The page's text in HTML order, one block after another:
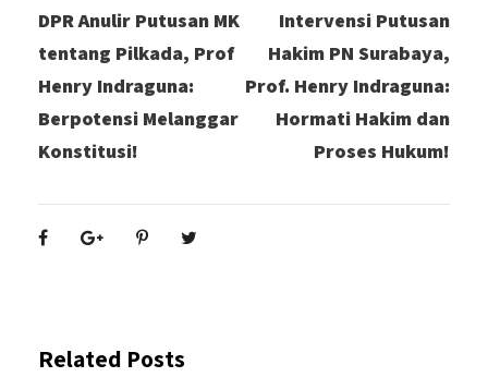
DPR Anulir Putusan MK
tentang Pilkada, Prof
Henry Indraguna:
Berpotensi Melanggar
Konstitusi!
Intervensi Putusan
Hakim PN Surabaya,
Prof. Henry Indraguna:
Hormati Hakim dan
Proses Hukum!
Related Posts